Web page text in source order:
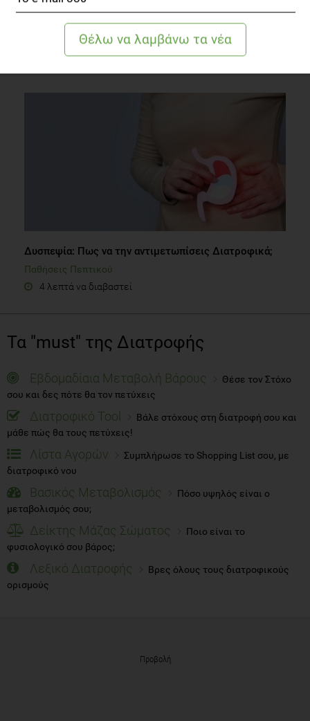
Άρρωστος με σακχαρώδη διαβήτη; Μην αγχώνεστε..
Δυσπεψία: Πως να την αντιμετωπίσεις Διατροφικά;
Παθήσεις Πεπτικού
4 λεπτά να διαβαστεί
Τα "must" της Διατροφής
Εβδομαδίαια Μεταβολή Βάρους
Θέσε τον Στόχο
σου και δες πότε θα τον πετύχεις
Διατροφικό Tool
Βάλε στόχους στη διατροφή σου και
μάθε πώς θα τους πετύχεις!
Λίστα Αγορών
Συμπλήρωσε το Shopping List σου, με
διατροφικό νου
Βασικός Μεταβολισμός
Πόσο υψηλός είναι ο
μεταβολισμός σου;
Δείκτης Μάζας Σώματος
Ποιο είναι το
φυσιολογικό σου βάρος;
Λεξικό Διατροφής
Βρες όλους τους διατροφικούς
ορισμούς
Προβολή